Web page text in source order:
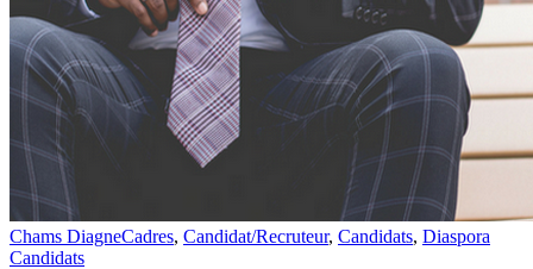
Chams DiagneCadres, Candidat/Recruteur, Candidats, Diaspora
Candidats